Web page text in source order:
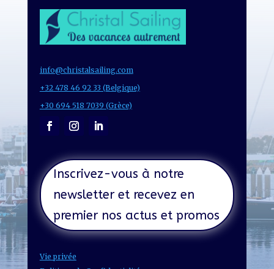
info@christalsailing.com
+32 478 46 92 33 (Belgique)
+30 694 518 7039 (Grèce)
Inscrivez-vous à notre
newsletter et recevez en
premier nos actus et promos
Vie privée